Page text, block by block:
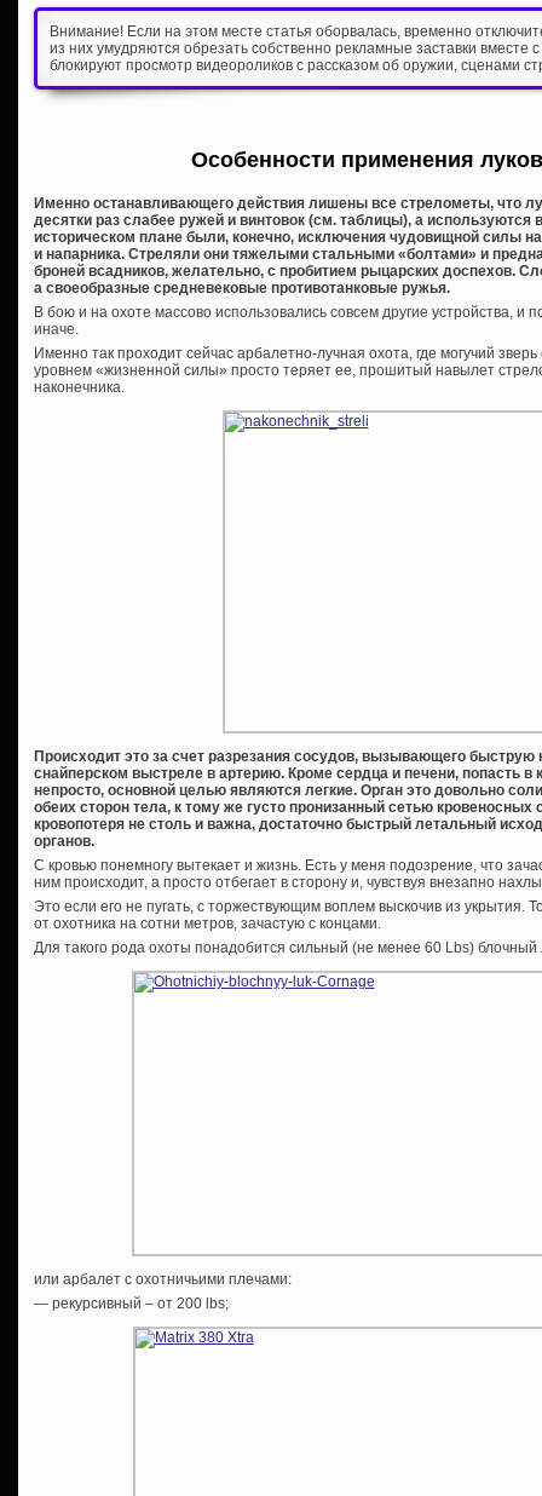
Внимание! Если на этом месте статья оборвалась, временно
из них умудряются обрезать собственно рекламные заставки вместе
блокируют просмотр видеороликов с рассказом об оружии, сценами
Особенности применения
Именно останавливающего действия лишены все стрелометы, что
десятки раз слабее ружей и винтовок (см. таблицы), а используются
историческом плане были, конечно, исключения чудовищной силы
и напарника. Стреляли они тяжелыми стальными «болтами» и
броней всадников, желательно, с пробитием рыцарских доспехов.
а своеобразные средневековые противотанковые ружья.
В бою и на охоте массово использовались совсем другие устройства,
иначе.
Именно так проходит сейчас арбалетно-лучная охота, где могучий
уровнем «жизненной силы» просто теряет ее, прошитый навылет
наконечника.
Происходит это за счет разрезания сосудов, вызывающего быструю
снайперском выстреле в артерию. Кроме сердца и печени, попасть в
непросто, основной целью являются легкие. Орган это довольно
обеих сторон тела, к тому же густо пронизанный сетью
кровопотеря не столь и важна, достаточно быстрый летальный
органов.
С кровью понемногу вытекает и жизнь. Есть у меня подозрение, что
ним происходит, а просто отбегает в сторону и, чувствуя внезапно
Это если его не пугать, с торжествующим воплем выскочив из укрытия.
от охотника на сотни метров, зачастую с концами.
Для такого рода охоты понадобится сильный (не менее 60 Lbs) блочный
или арбалет c охотничьими плечами:
— рекурсивный – от 200 lbs;